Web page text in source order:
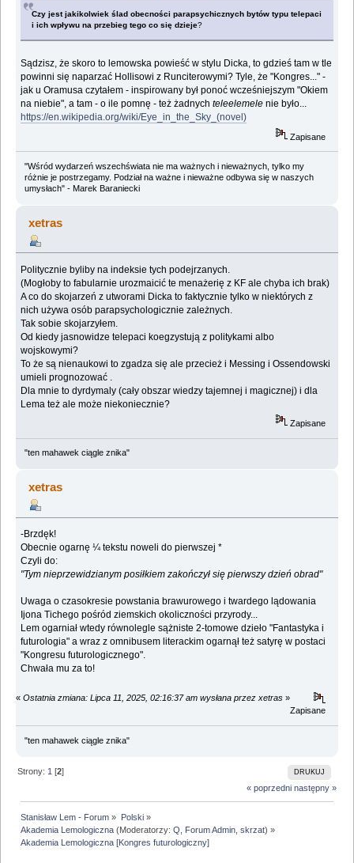
Czy jest jakikolwiek ślad obecności parapsychicznych bytów typu telepaci
i ich wpływu na przebieg tego co się dzieje?
Sądzisz, że skoro to lemowska powieść w stylu Dicka, to gdzieś tam w tle
powinni się naparzać Hollisowi z Runciterowymi? Tyle, że "Kongres..." -
jak u Oramusa czytałem - inspirowany był ponoć wcześniejszym "Okiem
na niebie", a tam - o ile pomnę - też żadnychteleelemele nie było...
https://en.wikipedia.org/wiki/Eye_in_the_Sky_(novel)
Zapisane
"Wśród wydarzeń wszechświata nie ma ważnych i nieważnych, tylko my
różnie je postrzegamy. Podział na ważne i nieważne odbywa się w naszych
umysłach" - Marek Baraniecki
xetras
Politycznie byliby na indeksie tych podejrzanych.
(Mogłoby to fabularnie urozmaicić te menażerię z KF ale chyba ich brak)
A co do skojarzeń z utworami Dicka to faktycznie tylko w niektórych z
nich używa osób parapsychologicznie zależnych.
Tak sobie skojarzyłem.
Od kiedy jasnowidze telepaci koegzystują z politykami albo
wojskowymi?
To że są nienaukowi to zgadza się ale przecież i Messing i Ossendowski
umieli prognozować .
Dla mnie to dyrdymaly (cały obszar wiedzy tajemnej i magicznej) i dla
Lema też ale może niekoniecznie?
Zapisane
"ten mahawek ciągle znika"
xetras
-Brzdęk!
Obecnie ogarnę ¼ tekstu noweli do pierwszej *
Czyli do:
"Tym nieprzewidzianym posiłkiem zakończył się pierwszy dzień obrad"
Uwaga o czasokresie powstania brawurowego i twardego lądowania
Ijona Tichego pośród ziemskich okoliczności przyrody...
Lem ogarniał wtedy równolegle sążniste 2-tomowe dzieło "Fantastyka i
futurologia" a wraz z omnibusem literackim ogarnął też satyrę w postaci
"Kongresu futurologicznego".
Chwała mu za to!
« Ostatnia zmiana: Lipca 11, 2025, 02:16:37 am wysłana przez xetras »
Zapisane
"ten mahawek ciągle znika"
DRUKUJ
Strony: 1 [2]
« poprzedni następny »
Stanisław Lem - Forum » Polski»
Akademia Lemologiczna (Moderatorzy:Q, Forum Admin,skrzat) »
Akademia Lemologiczna [Kongres futurologiczny]